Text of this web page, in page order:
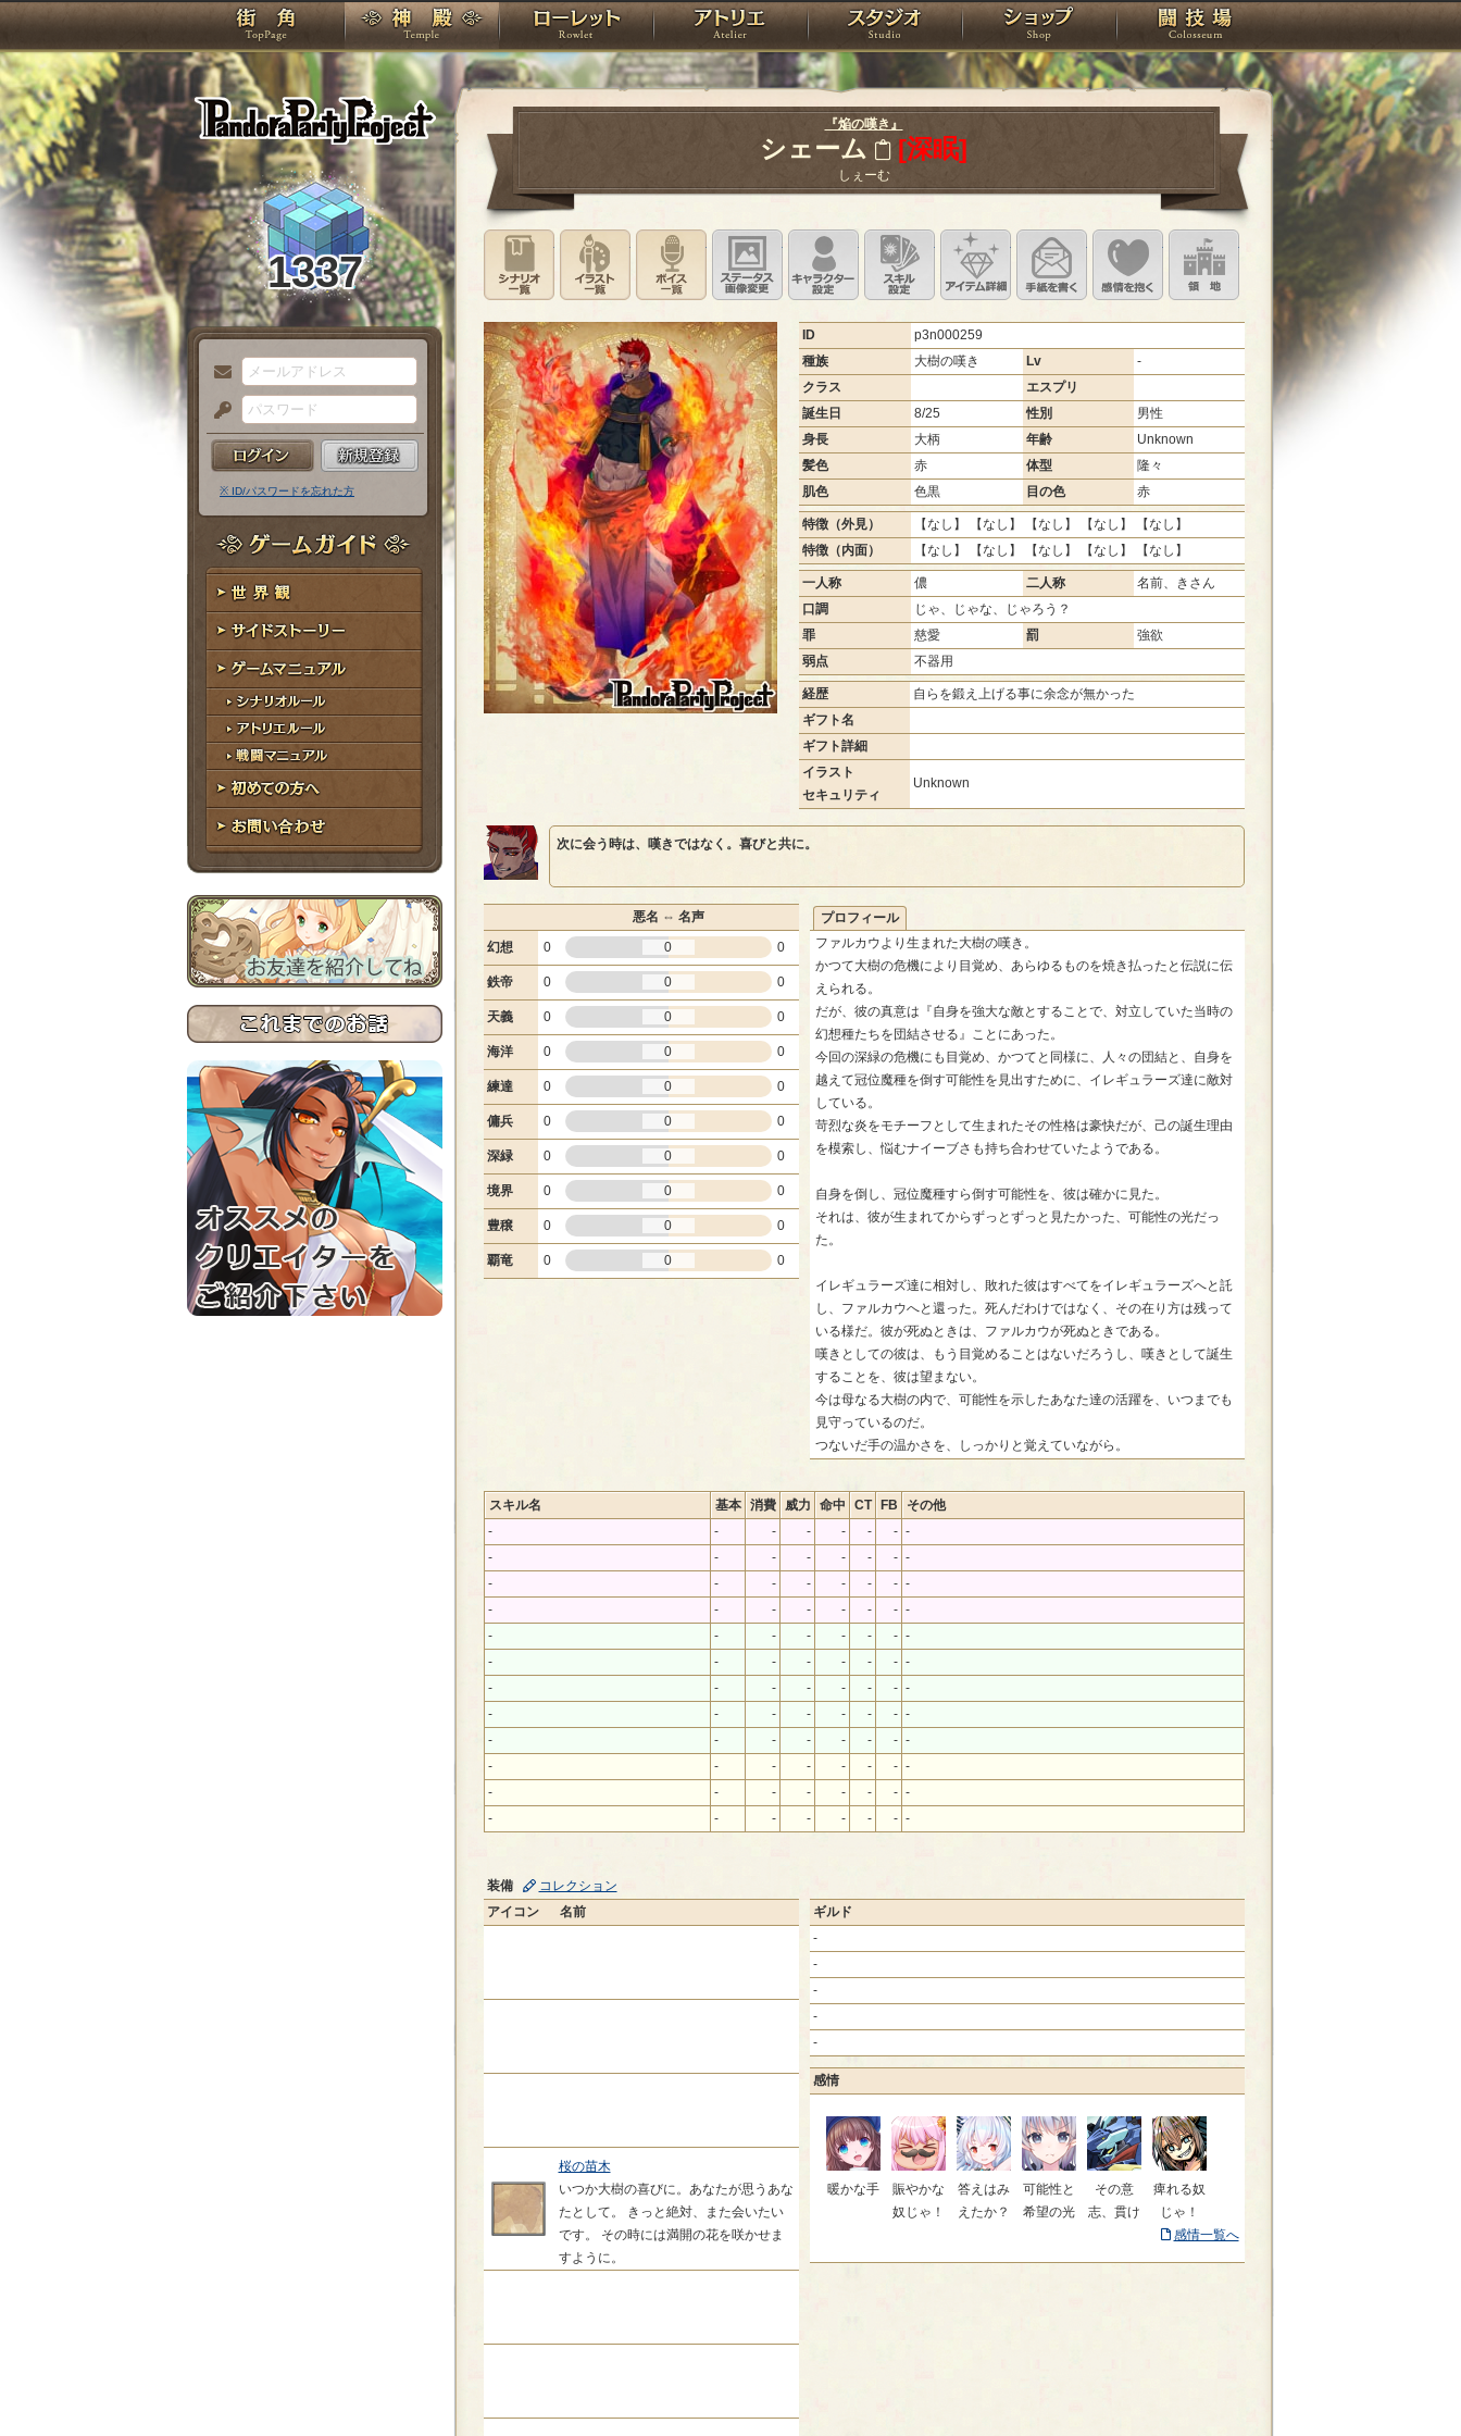
PandoraPartyProject
TOP 神殿 ローレット アトリエ スタジオ ショップ 闘技場
1337
メ
ー
ル
ア
ド
レ
ス
パ
ス
ー
ド
※ ID/パスワードを忘れた方
ゲームガイド
世界観
サイドストーリー
ゲームマニュアル
シナリオルール
アトリエルール
戦闘マニュアル
初めての方へ
お問い合わせ
『焔の嘆き』
シェーム [深眠]
しぇーむ
シナリオ一覧イラスト一覧ボイス一覧 ステータス画像変更キャラクター設定
スキル設定 アイテム詳細手紙を書く このキャラクターに感情を抱く
ID
p3n000259
種族
大樹の嘆き Lv
-
クラス
エスプリ
誕生日
8/25 性別
男性
身長
大柄 年齢
Unknown
髪色
赤 体型
隆々
肌色
色黒 目の色 赤
特徴（外見）
【なし】 【なし】 【なし】 【なし】 【なし】
特徴（内面）
【なし】 【なし】 【なし】 【なし】 【なし】
一人称 儂 二人称
名前、きさん
口調
じゃ、じゃな、じゃろう？
罪
慈愛 罰
強欲
弱点
不器用
経歴
自らを鍛え上げる事に余念が無かった
ギフト名
ギフト詳細
イラスト
セキュリティ
Unknown
次に会う時は、嘆きではなく。喜びと共に。
悪名 ⇔ 名声
幻想
0 0 0
鉄帝 0 0 0
天義 0 0 0
海洋 0 0 0
練達 0 0 0
傭兵 0 0 0
深緑 0 0 0
境界 0 0 0
豊穣 0 0 0
覇竜 0 0 0
プロフィール
ファルカウより生まれた大樹の嘆き。
かつて大樹の危機により目覚め、あらゆるものを焼き払ったと伝説に伝
えられる。
だが、彼の真意は『自身を強大な敵とすることで、対立していた当時の
幻想種たちを団結させる』ことにあった。
今回の深緑の危機にも目覚め、かつてと同様に、人々の団結と、自身を
越えて冠位魔種を倒す可能性を見出すために、イレギュラーズ達に敵対
している。
苛烈な炎をモチーフとして生まれたその性格は豪快だが、己の誕生理由
を模索し、悩むナイーブさも持ち合わせていたようである。
自身を倒し、冠位魔種すら倒す可能性を、彼は確かに見た。
それは、彼が生まれてからずっとずっと見たかった、可能性の光だっ
た。
イレギュラーズ達に相対し、敗れた彼はすべてをイレギュラーズへと託
し、ファルカウへと還った。死んだわけではなく、その在り方は残って
いる様だ。彼が死ぬときは、ファルカウが死ぬときである。
嘆きとしての彼は、もう目覚めることはないだろうし、嘆きとして誕生
することを、彼は望まない。
今は母なる大樹の内で、可能性を示したあなた達の活躍を、いつまでも
見守っているのだ。
つないだ手の温かさを、しっかりと覚えていながら。
スキル名 基本 消費 威力 命中 CT FB
その他
-
- - - - - - -
-
- - - - - - -
-
- - - - - - -
-
- - - - - - -
-
- - - - - - -
-
- - - - - - -
-
- - - - - - -
-
- - - - - - -
-
- - - - - - -
-
- - - - - - -
-
- - - - - - -
-
- - - - - - -
装備
コレクション
アイコン
名前
桜の苗木
いつか大樹の喜びに。あなたが思うあな
たとして。 きっと絶対、また会いたい
です。 その時には満開の花を咲かせま
すように。
ギルド
-
-
-
-
-
感情
暖かな手
賑やかな
奴じゃ！
答えはみ
えたか？
可能性と
希望の光
その意
志、貫け
痺れる奴
じゃ！
感情一覧へ